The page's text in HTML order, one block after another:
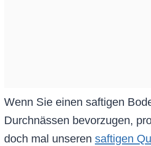
Wenn Sie einen saftigen
Durchnässen bevorzugen,
doch mal unseren saftigen